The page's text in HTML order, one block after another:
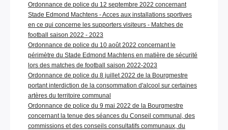
Ordonnance de police du 12 septembre 2022 concernant
Stade Edmond Machtens - Acces aux installations sportives
en ce qui concerne les supporters visiteurs - Matches de
football saison 2022 - 2023
Ordonnance de police du 10 août 2022 concernant le
périmètre du Stade Edmond Machtens en matière de sécurité
lors des matches de football saison 2022-2023
Ordonnance de police du 8 juillet 2022 de la Bourgmestre
portant interdiction de la consommation d'alcool sur certaines
artères du territoire communal
Ordonnance de police du 9 mai 2022 de la Bourgmestre
concernant la tenue des séances du Conseil communal, des
commissions et des conseils consultatifs communaux, du